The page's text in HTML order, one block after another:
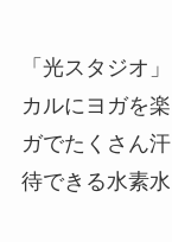
「光スタジオ」
カルにヨガを
ガでたくさん
待できる水素水